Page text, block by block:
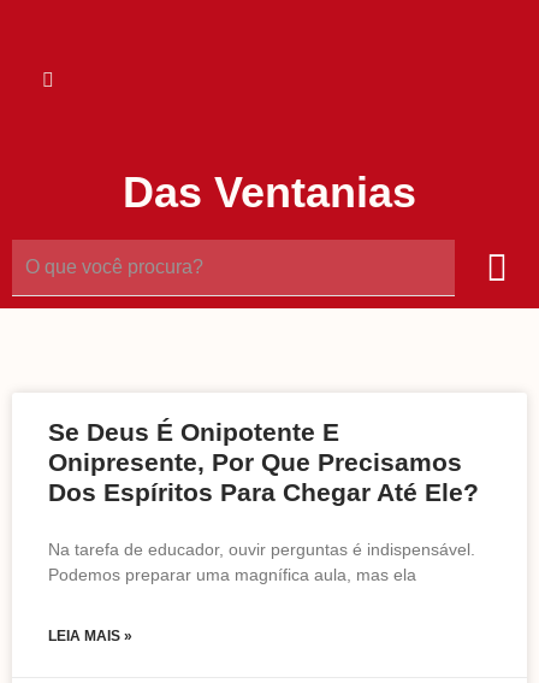
Das Ventanias
Se Deus É Onipotente E
Onipresente, Por Que Precisamos
Dos Espíritos Para Chegar Até Ele?
Na tarefa de educador, ouvir perguntas é indispensável.
Podemos preparar uma magnífica aula, mas ela
LEIA MAIS »